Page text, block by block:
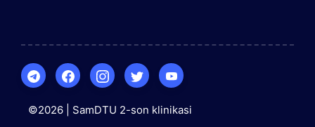
©2026 | SamDTU 2-son klinikasi